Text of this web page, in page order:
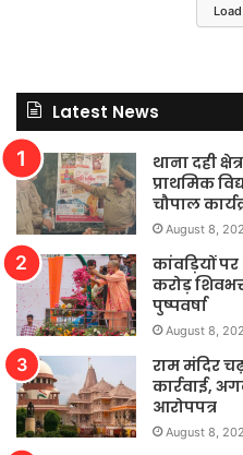
Latest News
थाना दही
प्राथमिक
चौपाल
August 8,
कांवड़ियों
करोड़
पुष्पवर्षा
August 8,
राम मंदिर
कार्रवाई,
आरोपपत्र
August 8,